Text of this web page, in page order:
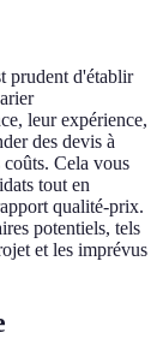
prudent d'établir
leur expérience,
des devis à
Cela vous
tout en
qualité-prix.
potentiels, tels
et les imprévus